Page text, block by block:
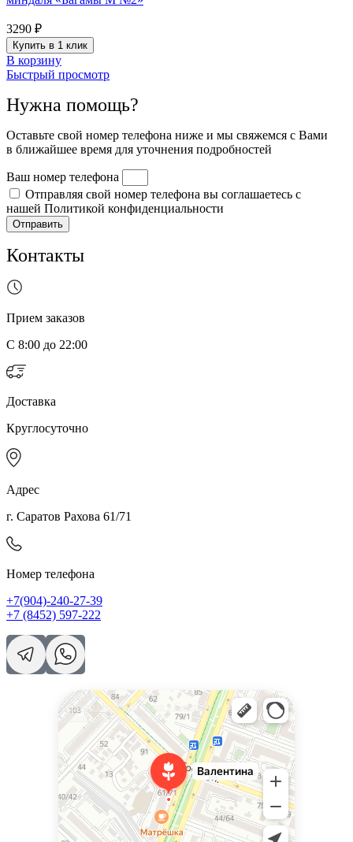
3290 ₽
Купить в 1 клик
В корзину
Быстрый просмотр
Нужна помощь?
Оставьте свой номер телефона ниже и мы свяжемся с Вами
в ближайшее время для уточнения подробностей
Ваш номер телефона
Отправляя свой номер телефона вы соглашаетесь с
нашей Политикой конфиденциальности
Отправить
Контакты
Прием заказов
С 8:00 до 22:00
Доставка
Круглосуточно
Адрес
г. Саратов Рахова 61/71
Номер телефона
+7(904)-240-27-39
+7 (8452) 597-222
Валентина
Доставка цветов и букетов в Саратове
Магазин цветов в Саратове